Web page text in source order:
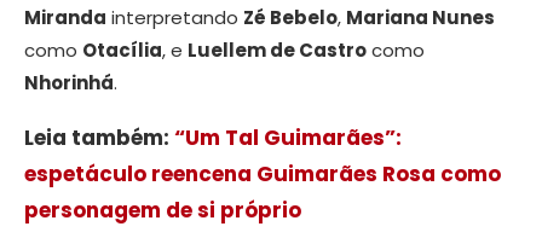
Miranda interpretando Zé Bebelo, Mariana Nunes
como Otacília, e Luellem de Castrocomo
Nhorinhá.
Leia também: “Um Tal Guimarães”:
espetáculo reencena Guimarães Rosa como
personagem de si próprio